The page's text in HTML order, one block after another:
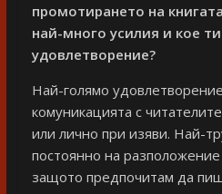
промотирането на
най-много усилия и кое
удовлетворение?
Най-голямо
комуникацията с
или лично при изяви. Най-
постоянно на
защото предпочитам да